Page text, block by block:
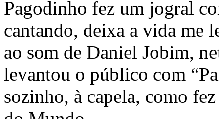
Pagodinho fez um jogral
cantando, deixa a vida me
ao som de Daniel Jobim,
levantou o público com
sozinho, à capela, como